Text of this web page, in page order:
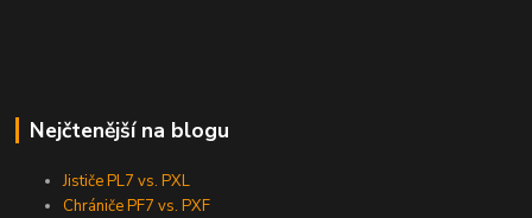
Nejčtenější na blogu
Jističe PL7 vs. PXL
Chrániče PF7 vs. PXF